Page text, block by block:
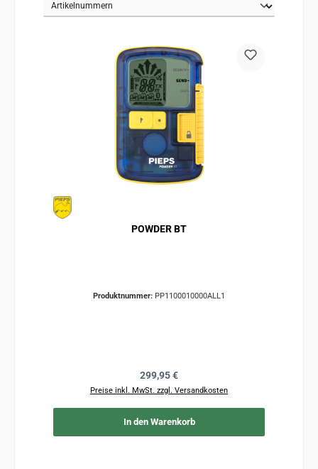
POWDER BT
Produktnummer: PP1100010000ALL1
Regulärer Preis:
299,95 €
Preise inkl. MwSt. zzgl. Versandkosten
In den Warenkorb